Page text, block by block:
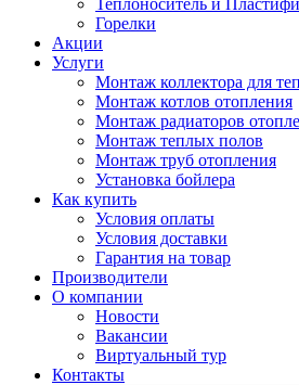
Теплоноситель и
Горелки
Акции
Услуги
Монтаж коллектора для
Монтаж котлов отопления
Монтаж радиаторов
Монтаж теплых полов
Монтаж труб отопления
Установка бойлера
Как купить
Условия оплаты
Условия доставки
Гарантия на товар
Производители
О компании
Новости
Вакансии
Виртуальный тур
Контакты